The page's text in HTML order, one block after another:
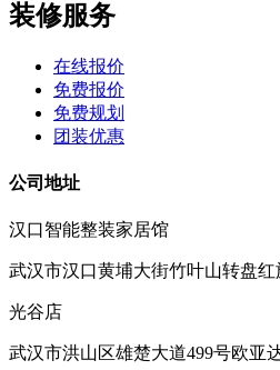
装修服务
在线报价
免费报价
免费规划
团装优惠
公司地址
汉口智能整装家居馆
武汉市汉口黄埔大街竹叶山转盘
光谷店
武汉市洪山区雄楚大道499号欧亚